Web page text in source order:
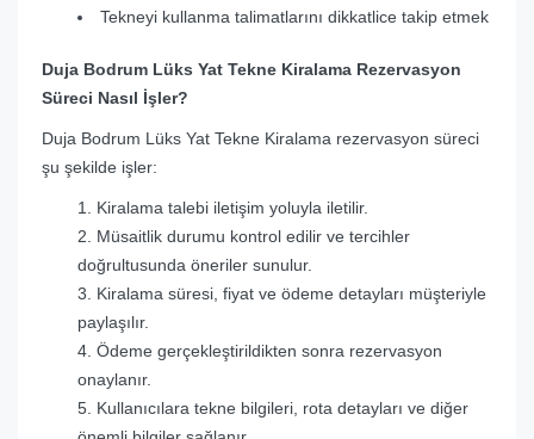
Tekneyi kullanma talimatlarını dikkatlice takip etmek
Duja Bodrum Lüks Yat Tekne Kiralama Rezervasyon
Süreci Nasıl İşler?
Duja Bodrum Lüks Yat Tekne Kiralama rezervasyon süreci
şu şekilde işler:
Kiralama talebi iletişim yoluyla iletilir.
Müsaitlik durumu kontrol edilir ve tercihler
doğrultusunda öneriler sunulur.
Kiralama süresi, fiyat ve ödeme detayları müşteriyle
paylaşılır.
Ödeme gerçekleştirildikten sonra rezervasyon
onaylanır.
Kullanıcılara tekne bilgileri, rota detayları ve diğer